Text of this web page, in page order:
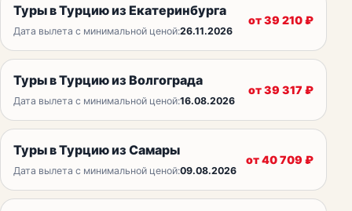
Туры в Турцию из Екатеринбурга
Дата вылета с минимальной ценой:26.11.2026
от39 210₽
Туры в Турцию из Волгограда
Дата вылета с минимальной ценой:16.08.2026
от39 317 ₽
Туры в Турцию из Самары
Дата вылета с минимальной ценой:09.08.2026
от40 709 ₽